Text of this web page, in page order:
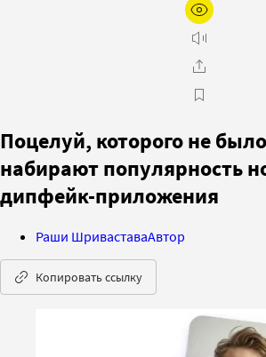
Поцелуй, которого не
набирают популярность
дипфейк-приложения
Раши ШриваставаАвтор
Копировать ссылку